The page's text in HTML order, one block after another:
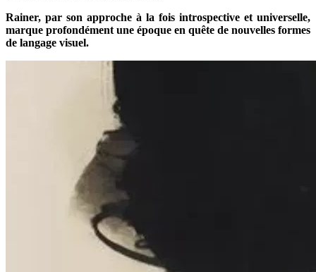
Rainer, par son approche à la fois introspective et universelle,
marque profondément une époque en quête de nouvelles formes
de langage visuel.